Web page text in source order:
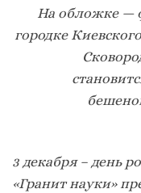
На обложке —
городке
3 декабря – день
«Гранит науки»